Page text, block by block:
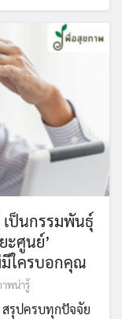
เป็นกรรมพันธุ์
ะศูนย์’
ใครบอกคุณ
พน่ารู้
รุปครบทุกปัจจัย